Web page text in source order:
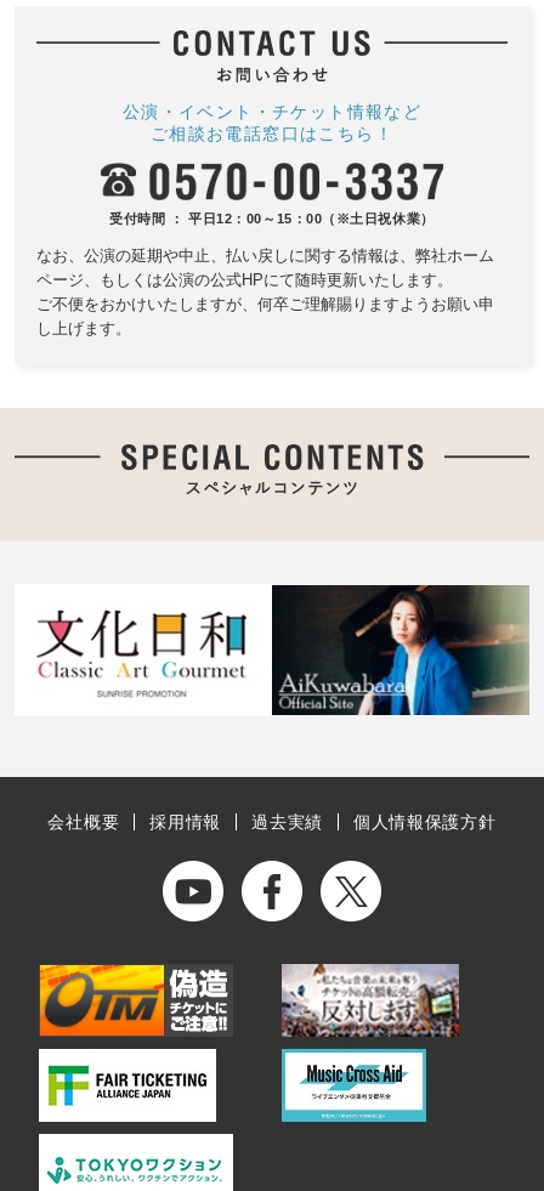
公演・イベント・チケット情報など
ご相談お電話窓口はこちら！
受付時間 ： 平日12：00～15：00（※土日祝休業）
なお、公演の延期や中止、払い戻しに関する情報は、 弊社ホーム
ページ、もしくは公演の公式HPにて随時更新いたします。
ご不便をおかけいたしますが、何卒ご理解賜りますようお願い申
し上げます。
会社概要 採用情報 過去実績 個人情報保護方針